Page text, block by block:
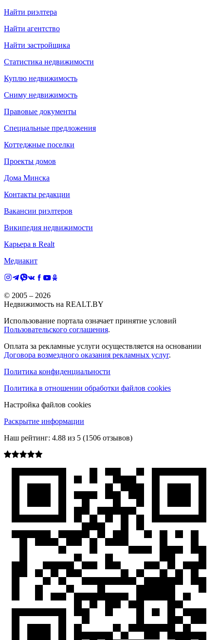
Найти риэлтера
Найти агентство
Найти застройщика
Статистика недвижимости
Куплю недвижимость
Сниму недвижимость
Правовые документы
Специальные предложения
Коттеджные поселки
Проекты домов
Дома Минска
Контакты редакции
Вакансии риэлтеров
Википедия недвижимости
Карьера в Realt
Медиакит
© 2005 – 2026
Недвижимость на REALT.BY
Использование портала означает принятие условий
Пользовательского соглашения.
Оплата за рекламные услуги осуществляется на основании
Договора возмездного оказания рекламных услуг.
Политика конфиденциальности
Политика в отношении обработки файлов cookies
Настройка файлов cookies
Раскрытие информации
Наш рейтинг: 4.88 из 5 (1506 отзывов)